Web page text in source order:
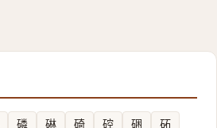
磷 碄 碕 硿 硱
砳